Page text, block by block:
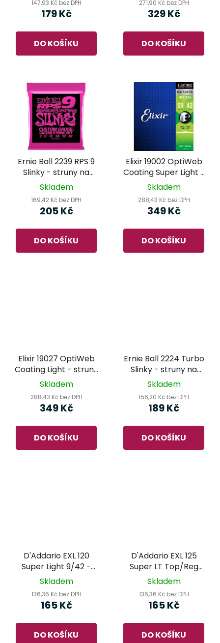
147,93 Kč bez DPH
179 Kč
DO KOŠÍKU
271,90 Kč bez DPH
329 Kč
DO KOŠÍKU
Ernie Ball 2239 RPS 9
Slinky - struny na
elektrickou kytaru
Skladem
169,42 Kč bez DPH
205 Kč
DO KOŠÍKU
Elixir 19002 OptiWeb
Coating Super Light -
struny na elektrickou
Skladem
288,43 Kč bez DPH
349 Kč
DO KOŠÍKU
Elixir 19027 OptiWeb
Coating Light - struny
na elektrickou kytaru
Skladem
288,43 Kč bez DPH
349 Kč
DO KOŠÍKU
Ernie Ball 2224 Turbo
Slinky - struny na
elektrickou kytaru
Skladem
156,20 Kč bez DPH
189 Kč
DO KOŠÍKU
D'Addario EXL 120
Super Light 9/42 -
struny na elektrickou
Skladem
136,36 Kč bez DPH
165 Kč
DO KOŠÍKU
D'Addario EXL 125
Super LT Top/Reg
BTM 9/46 - struny na
Skladem
136,36 Kč bez DPH
165 Kč
DO KOŠÍKU